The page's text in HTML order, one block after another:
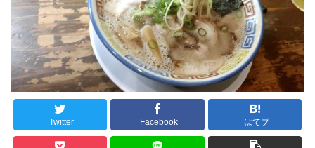
Twitter Facebook はてブ